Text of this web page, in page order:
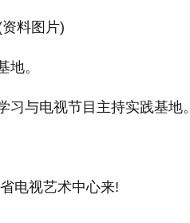
资料图片)
地。
与电视节目主持实践基地。
电视艺术中心来!